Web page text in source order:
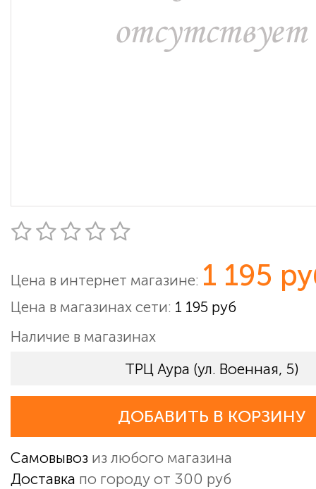
Цена в интернет магазине: 1 195
Цена в магазинах сети: 1 195 руб
Наличие в магазинах
ТРЦ Аура (ул. Военная, 5)
ДОБАВИТЬ В КОРЗИНУ
Самовывоз из любого магазина
Доставка по городу от 300 руб